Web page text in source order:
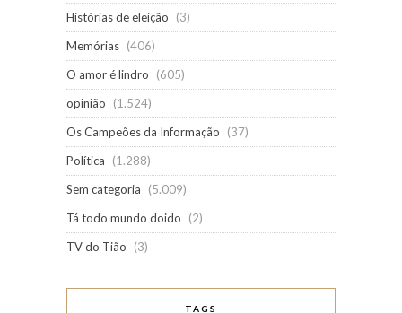
Histórias de eleição
(3)
Memórias (406)
O amor é lindro
(605)
opinião
(1.524)
Os Campeões da Informação
(37)
Política
(1.288)
Sem categoria
(5.009)
Tá todo mundo doido
(2)
TV do Tião
(3)
TAGS